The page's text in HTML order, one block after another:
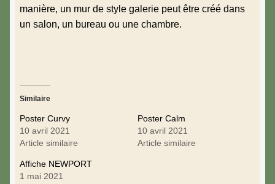
manière, un mur de style galerie peut être créé dans
un salon, un bureau ou une chambre.
Similaire
Poster Curvy
10 avril 2021
Article similaire
Poster Calm
10 avril 2021
Article similaire
Affiche NEWPORT
1 mai 2021